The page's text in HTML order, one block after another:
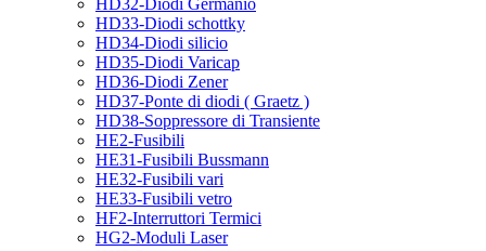
HD32-Diodi Germanio
HD33-Diodi schottky
HD34-Diodi silicio
HD35-Diodi Varicap
HD36-Diodi Zener
HD37-Ponte di diodi ( Graetz )
HD38-Soppressore di Transiente
HE2-Fusibili
HE31-Fusibili Bussmann
HE32-Fusibili vari
HE33-Fusibili vetro
HF2-Interruttori Termici
HG2-Moduli Laser